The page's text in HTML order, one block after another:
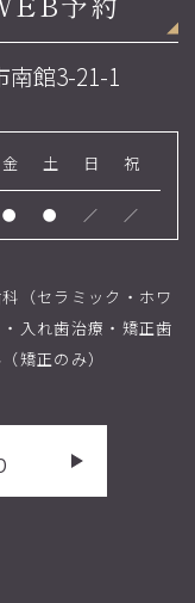
館3-21-1
金 土 日 祝
● ● ／ ／
（セラミック・ホワ
入れ歯治療・矯正歯
矯正のみ）